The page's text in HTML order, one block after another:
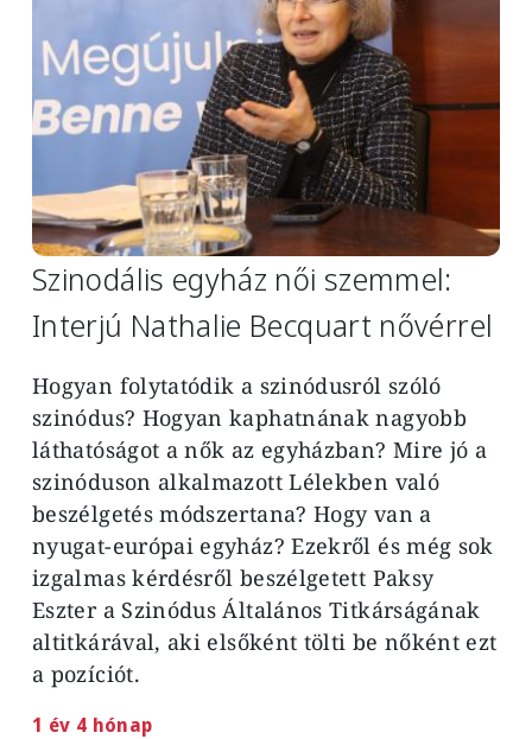
Szinodális egyház női szemmel:
Interjú Nathalie Becquart nővérrel
Hogyan folytatódik a szinódusról szóló
szinódus? Hogyan kaphatnának nagyobb
láthatóságot a nők az egyházban? Mire jó a
szinóduson alkalmazott Lélekben való
beszélgetés módszertana? Hogy van a
nyugat-európai egyház? Ezekről és még sok
izgalmas kérdésről beszélgetett Paksy
Eszter a Szinódus Általános Titkárságának
altitkárával, aki elsőként tölti be nőként ezt
a pozíciót.
1 év 4 hónap